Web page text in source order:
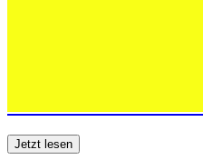
Jetzt lesen